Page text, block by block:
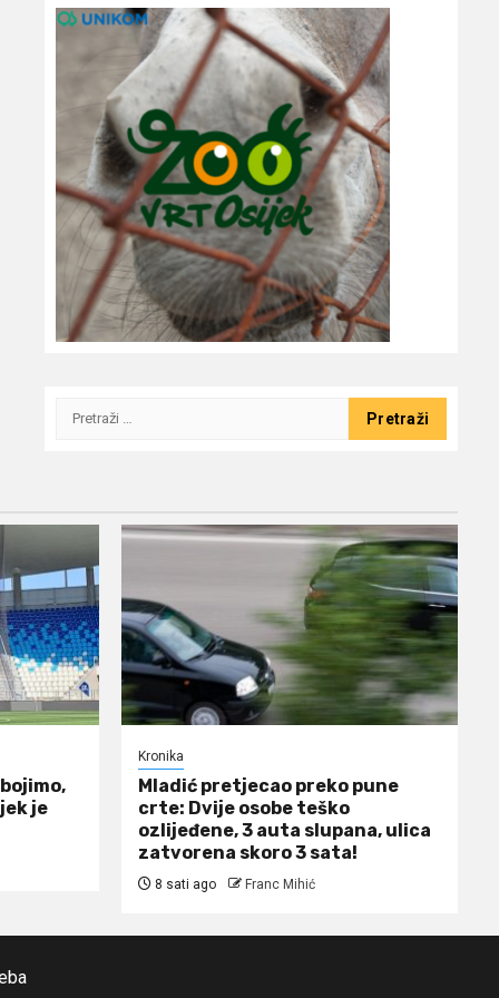
Pretraži:
je
Kronika
Mladić pretjecao preko pune
crte: Dvije osobe teško
ozlijeđene, 3 auta slupana, ulica
zatvorena skoro 3 sata!
8 sati ago Franc Mihić